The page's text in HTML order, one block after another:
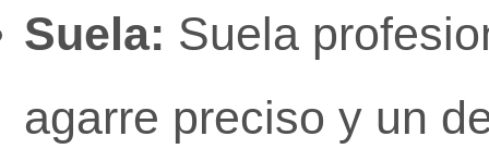
Suela: Suela
agarre preciso y un